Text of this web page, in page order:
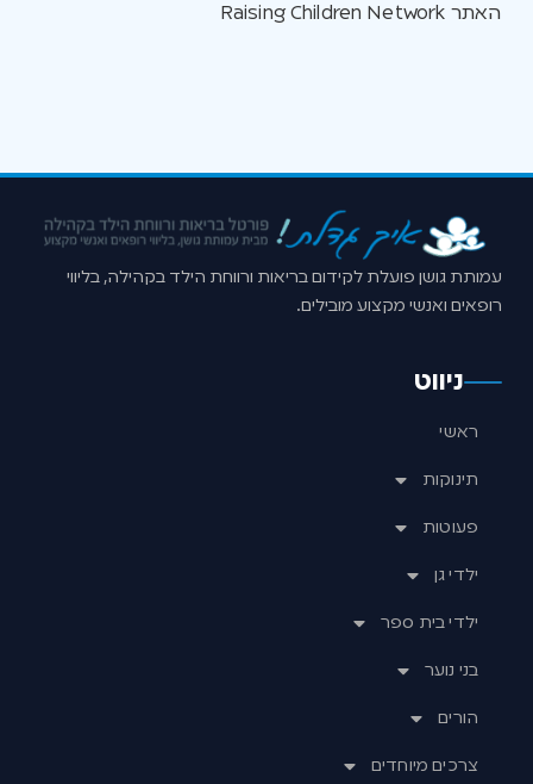
האתר Raising Children Network
עמותת גושן פועלת לקידום בריאות ורווחת הילד בקהילה, בליווי
רופאים ואנשי מקצוע מובילים.
ניווט
ראשי
תינוקות
פעוטות
ילדי גן
ילדי בית ספר
בני נוער
הורים
צרכים מיוחדים